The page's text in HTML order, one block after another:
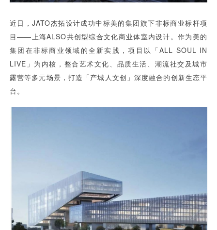
近日，JATO杰拓设计成功中标美的集团旗下非标商业标杆项
目——上海ALSO共创型综合文化商业体室内设计。作为美的
集团在非标商业领域的全新实践，项目以「ALL SOUL IN
LIVE」为内核，整合艺术文化、品质生活、潮流社交及城市
露营等多元场景，打造「产城人文创」深度融合的创新生态平
台。